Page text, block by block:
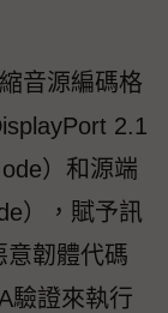
音源編碼格
2.1
）和源端
），賦予訊
意韌體代碼
驗證來執行